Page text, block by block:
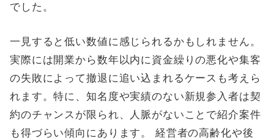
でした。
一見すると低い数値に感じられるかもしれません。
実際には開業から数年以内に資金繰りの悪化や集客
の失敗によって撤退に追い込まれるケースも考えら
れます。特に、知名度や実績のない新規参入者は契
約のチャンスが限られ、人脈がないことで紹介案件
も得づらい傾向にあります。 経営者の高齢化や後